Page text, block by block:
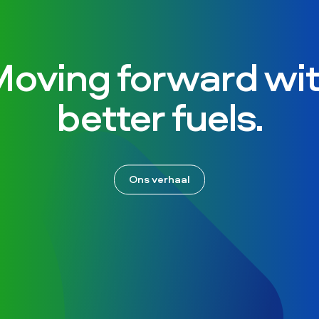
forward
better fuels.
Ons verhaal